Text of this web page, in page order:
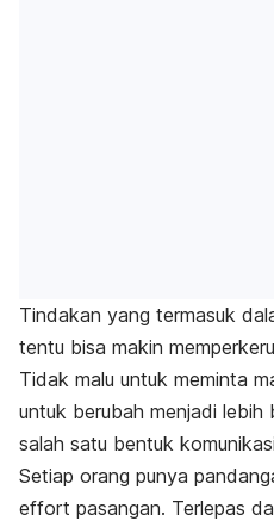
Tindakan yang termasuk
tentu bisa makin
Tidak malu untuk meminta
untuk berubah menjadi lebih
salah satu bentuk
Setiap orang punya
effort pasangan. Terlepas